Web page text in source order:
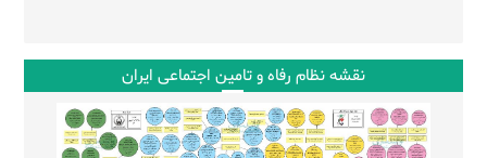
نقشه نظام رفاه و تامین اجتماعی ایران